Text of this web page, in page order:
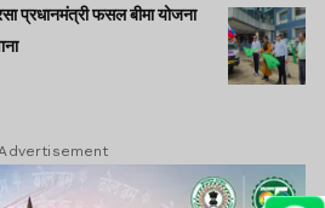
प्रधानमंत्री फसल बीमा योजना